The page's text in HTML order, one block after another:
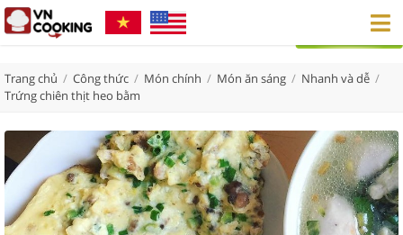
Trang chủ / Công thức / Món chính / Món ăn sáng / Nhanh và dễ /
Trứng chiên thịt heo bằm